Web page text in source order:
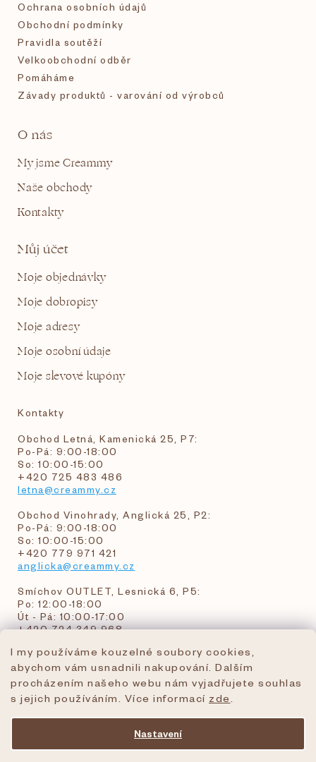
I my používáme kouzelné soubory cookies,
abychom vám usnadnili nakupování. Dalším
procházením našeho webu nám vyjadřujete souhlas
s jejich používáním. Více informací zde
Nastavení
Ochrana osobních údajů
Obchodní podmínky
Pravidla soutěží
Velkoobchodní odběr
Pomáháme
Závady produktů - varování od výrobců
O nás
My jsme Creammy
Naše obchody
Kontakty
Můj účet
Moje objednávky
Moje dobropisy
Moje adresy
Moje osobní údaje
Moje slevové kupóny
Kontakty
Obchod Letná, Kamenická 25, P7:
Po-Pá: 9:00-18:00
So: 10:00-15:00
+420 725 483 486
letna@creammy.cz
Obchod Vinohrady, Anglická 25, P2:
Po-Pá: 9:00-18:00
So: 10:00-15:00
+420 779 971 421
anglicka@creammy.cz
Smíchov OUTLET, Lesnická 6, P5:
Po: 12:00-18:00
Út - Pá: 10:00-17:00
+420 724 349 968
objednavky@creammy.cz
tel:+420 724 349 968